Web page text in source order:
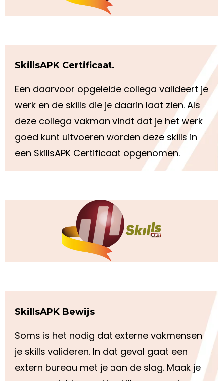
SkillsAPK Certificaat.
Een daarvoor opgeleide collega valideert je
werk en de skills die je daarin laat zien. Als
deze collega vakman vindt dat je het werk
goed kunt uitvoeren worden deze skills in
een SkillsAPK Certificaat opgenomen.
SkillsAPK Bewijs
Soms is het nodig dat externe vakmensen
je skills valideren. In dat geval gaat een
extern bureau met je aan de slag. Maak je